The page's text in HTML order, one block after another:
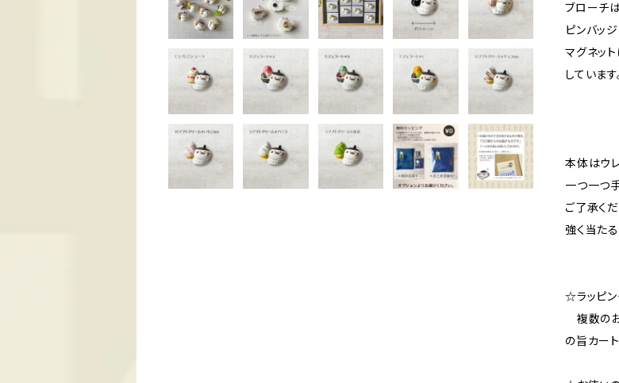
ブローチ
ピンバッ
マグネッ
しています
本体はウ
一つ一つ
ご了承くだ
強く当た
☆ラッピン
複数のお
の旨カー